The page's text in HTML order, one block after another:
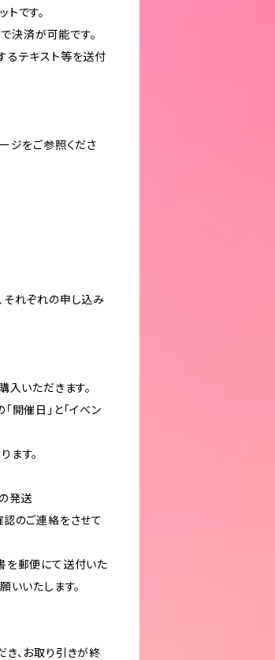
です。
決済が可能です。
るテキスト等を送付
ジをご参照くださ
それぞれの申し込み
入いただきます。
開催日」と「イベン
す。
発送
のご連絡をさせて
を郵便にて送付いた
いいたします。
、お取り引きが終